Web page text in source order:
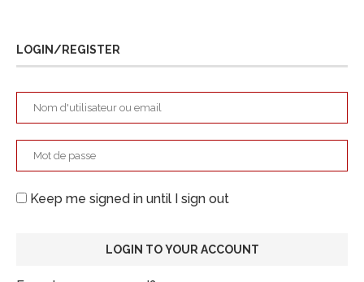
LOGIN/REGISTER
Keep me signed in until I sign out